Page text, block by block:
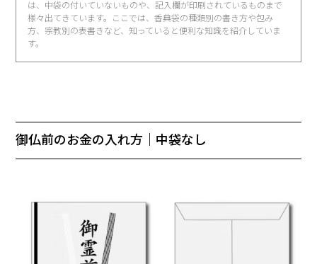
は、中袋の付いていないものや、記入欄が印刷されているものまで
様々出てきています。ここでは、香典袋の種類別の書き方や包み
方、宗教別の表書きなど、知っていると便利な知識を紹介していま
す。
御仏前のお金の入れ方｜中袋なし